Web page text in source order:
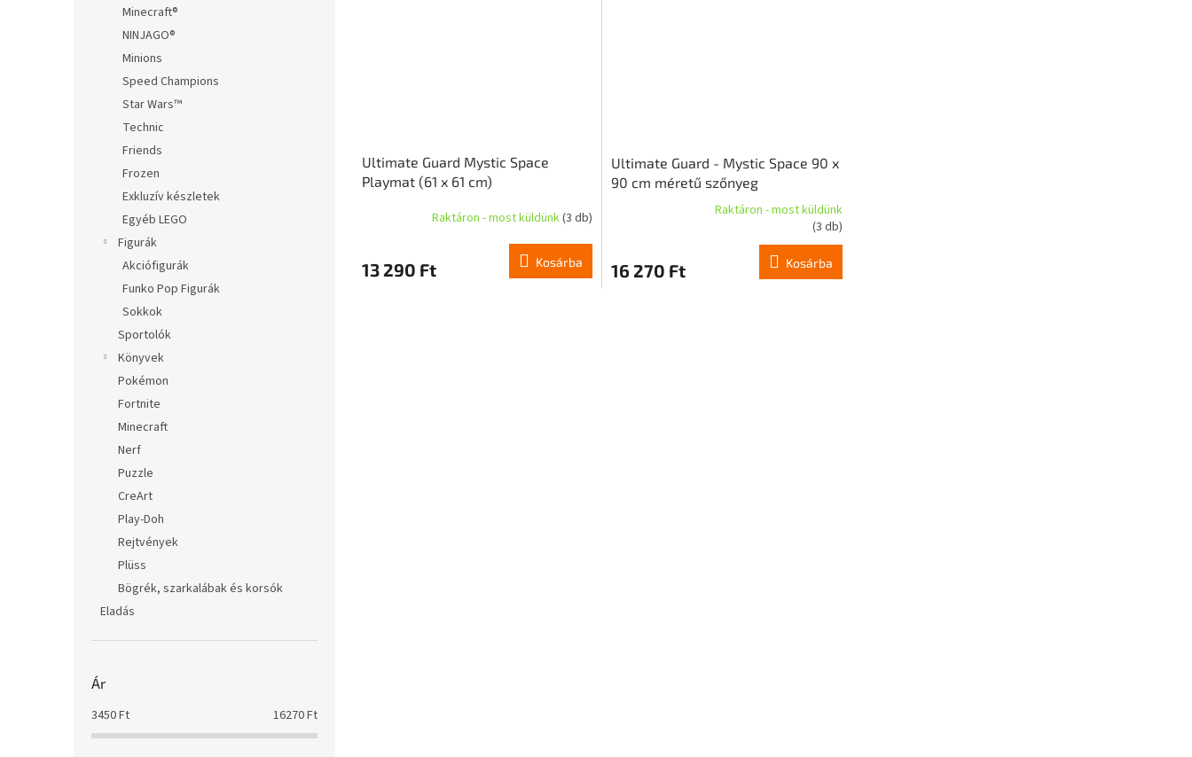
Minecraft®
NINJAGO®
Minions
Speed Champions
Star Wars™
Technic
Friends
Frozen
Exkluzív készletek
Egyéb LEGO
Figurák
Akciófigurák
Funko Pop Figurák
Sokkok
Sportolók
Könyvek
Pokémon
Fortnite
Minecraft
Nerf
Puzzle
CreArt
Play-Doh
Rejtvények
Plüss
Bögrék, szarkalábak és korsók
Eladás
Ár
3450Ft 16270Ft
Ultimate Guard Mystic Space
Playmat (61 x 61 cm)
Raktáron - most küldünk(3 db)
13 290 Ft Kosárba
Ultimate Guard - Mystic Space 90 x
90 cm méretű szőnyeg
értékelése
Raktáron - most küldünk
(3 db)
16 270 Ft Kosárba